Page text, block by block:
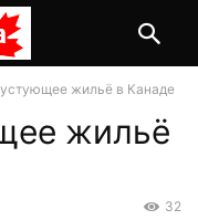
жильё в Канаде
жильё
32